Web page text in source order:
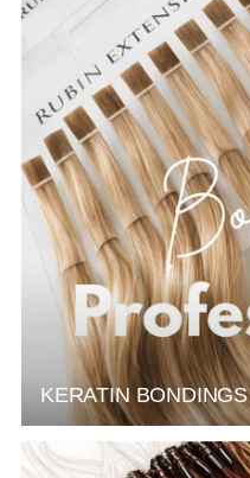
KERATIN BONDINGS